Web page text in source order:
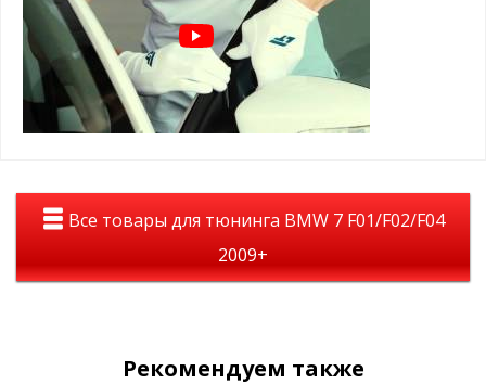
На авто дефлекторы смотрятся полностью темными, но при
этом из салона автомобиля все отлично просматривается.
Материал: лёгкое и высококачественное оргстекло
Дефлекторы уберегут Вас от слепящего солнца, помогут в
Все товары для тюнинга BMW 7 F01/F02/F04
2009+
Рекомендуем также